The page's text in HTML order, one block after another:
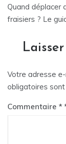
de
l’article
Quand déplacer
fraisiers ? Le
Votre adresse
obligatoires
Commentaire *